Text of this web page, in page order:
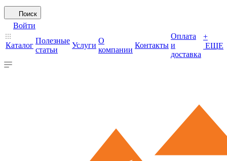
Поиск
Войти
Каталог
Полезные
статьи
Услуги
О
компании
Контакты
Оплата
и
доставка
+
ЕЩЕ